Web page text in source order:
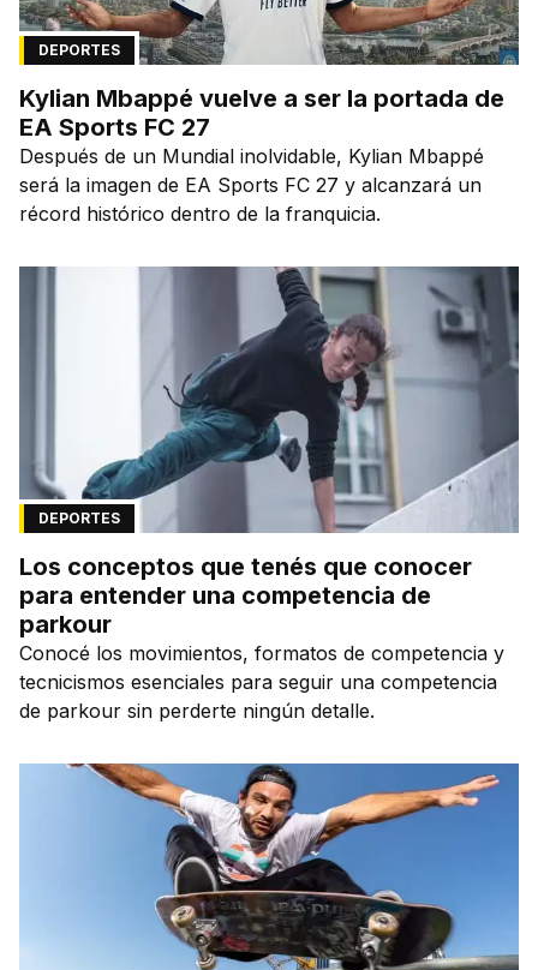
DEPORTES
Kylian Mbappé vuelve a ser la portada de
EA Sports FC 27
Después de un Mundial inolvidable, Kylian Mbappé
será la imagen de EA Sports FC 27 y alcanzará un
récord histórico dentro de la franquicia.
DEPORTES
Los conceptos que tenés que conocer
para entender una competencia de
parkour
Conocé los movimientos, formatos de competencia y
tecnicismos esenciales para seguir una competencia
de parkour sin perderte ningún detalle.